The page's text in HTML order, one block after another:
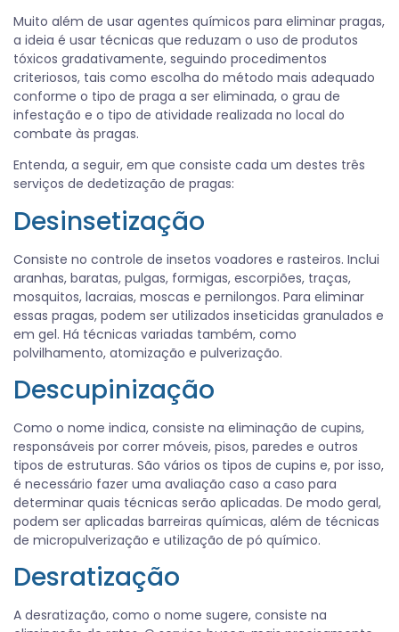
Muito além de usar agentes químicos para eliminar pragas,
a ideia é usar técnicas que reduzam o uso de produtos
tóxicos gradativamente, seguindo procedimentos
criteriosos, tais como escolha do método mais adequado
conforme o tipo de praga a ser eliminada, o grau de
infestação e o tipo de atividade realizada no local do
combate às pragas.
Entenda, a seguir, em que consiste cada um destes três
serviços de dedetização de pragas:
Desinsetização
Consiste no controle de insetos voadores e rasteiros. Inclui
aranhas, baratas, pulgas, formigas, escorpiões, traças,
mosquitos, lacraias, moscas e pernilongos. Para eliminar
essas pragas, podem ser utilizados inseticidas granulados e
em gel. Há técnicas variadas também, como
polvilhamento, atomização e pulverização.
Descupinização
Como o nome indica, consiste na eliminação de cupins,
responsáveis por correr móveis, pisos, paredes e outros
tipos de estruturas. São vários os tipos de cupins e, por isso,
é necessário fazer uma avaliação caso a caso para
determinar quais técnicas serão aplicadas. De modo geral,
podem ser aplicadas barreiras químicas, além de técnicas
de micropulverização e utilização de pó químico.
Desratização
A desratização, como o nome sugere, consiste na